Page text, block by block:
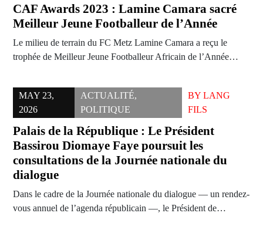
CAF Awards 2023 : Lamine Camara sacré
Meilleur Jeune Footballeur de l’Année
Le milieu de terrain du FC Metz Lamine Camara a reçu le
trophée de Meilleur Jeune Footballeur Africain de l’Année…
MAY 23,
2026
ACTUALITÉ,
POLITIQUE
BY LANG
FILS
Palais de la République : Le Président
Bassirou Diomaye Faye poursuit les
consultations de la Journée nationale du
dialogue
Dans le cadre de la Journée nationale du dialogue — un rendez-
vous annuel de l’agenda républicain —, le Président de…